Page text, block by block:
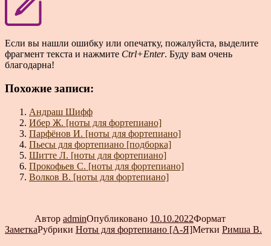
Если вы нашли ошибку или опечатку, пожалуйста, выделите
фрагмент текста и нажмите Ctrl+Enter. Буду вам очень
благодарна!
Похожие записи:
Андраш Шифф
Ибер Ж. [ноты для фортепиано]
Парфёнов И. [ноты для фортепиано]
Пьесы для фортепиано [подборка]
Шитте Л. [ноты для фортепиано]
Прокофьев С. [ноты для фортепиано]
Волков В. [ноты для фортепиано]
Автор adminОпубликовано 10.10.2022Формат
ЗаметкаРубрики Ноты для фортепиано [А-Я]Метки Римша В.